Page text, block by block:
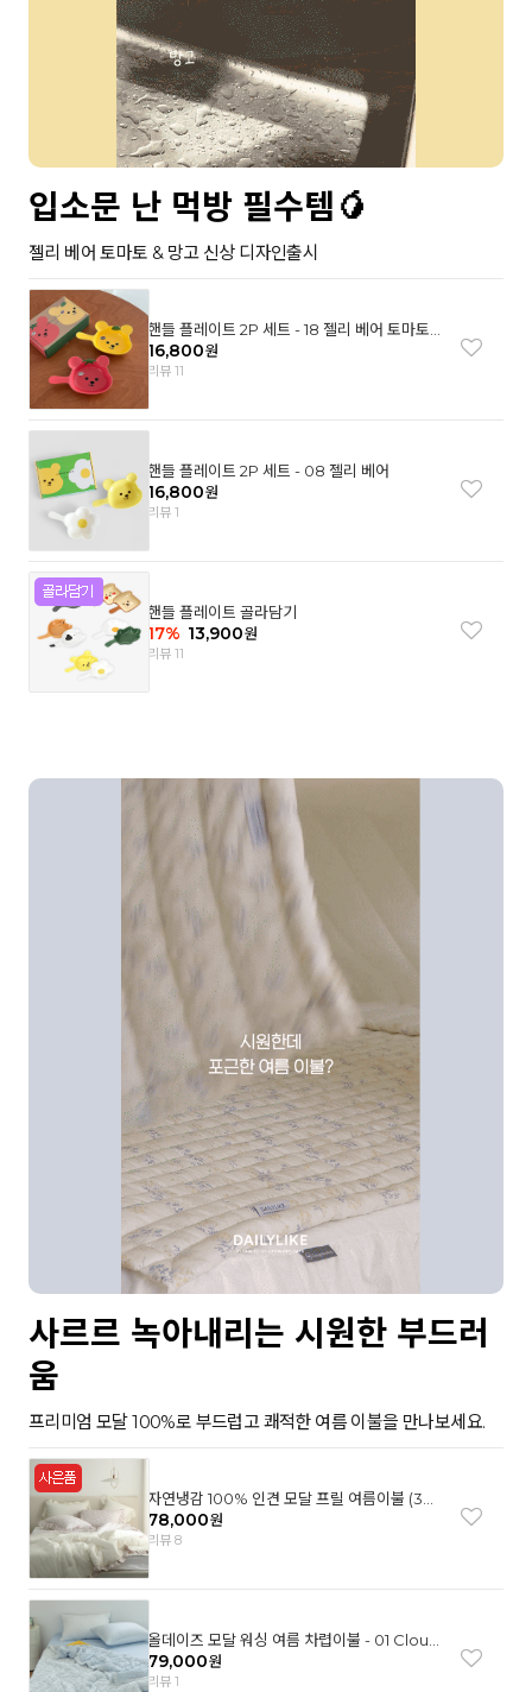
입소문 난 먹방 필수템🥭
젤리 베어 토마토 & 망고 신상 디자인출시
핸들 플레이트 2P 세트 - 18 젤리 베어 토마토
& 망고
16,800원
리뷰 11
핸들 플레이트 2P 세트 - 08 젤리 베어
16,800원
리뷰 1
핸들 플레이트 골라담기
17% 13,900원
리뷰 11
사르르 녹아내리는 시원한 부드러
움
프리미엄 모달 100%로 부드럽고 쾌적한 여름 이불을 만나보세요.
자연냉감 100% 인견 모달 프릴 여름이불 (3컬
러)
78,000원
리뷰 8
올데이즈 모달 워싱 여름 차렵이불 - 01 Cloud
garden(SS)
79,000원
리뷰 1